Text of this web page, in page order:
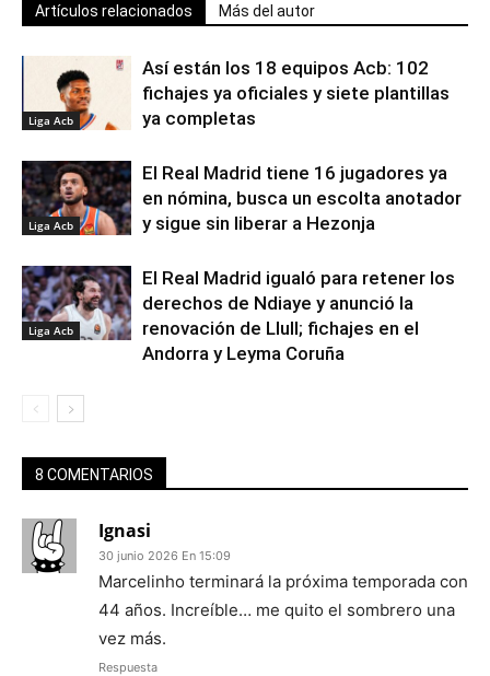
Artículos relacionados Más del autor
Liga Acb
Así están los 18 equipos Acb: 102
fichajes ya oficiales y siete plantillas
ya completas
Liga Acb
El Real Madrid tiene 16 jugadores ya
en nómina, busca un escolta anotador
y sigue sin liberar a Hezonja
Liga Acb
El Real Madrid igualó para retener los
derechos de Ndiaye y anunció la
renovación de Llull; fichajes en el
Andorra y Leyma Coruña
8 COMENTARIOS
Ignasi
30 junio 2026 En 15:09
Marcelinho terminará la próxima temporada con
44 años. Increíble… me quito el sombrero una
vez más.
Respuesta